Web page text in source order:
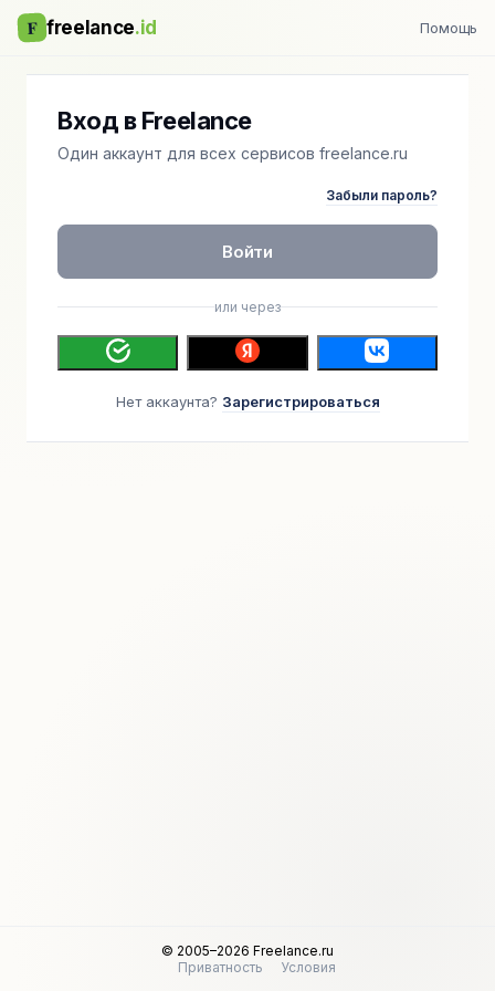
F freelance.id Помощь
Вход в Freelance
Один аккаунт для всех сервисов freelance.ru
Забыли пароль?
Войти
или через
Нет аккаунта? Зарегистрироваться
© 2005–2026 Freelance.ru
Приватность
Условия